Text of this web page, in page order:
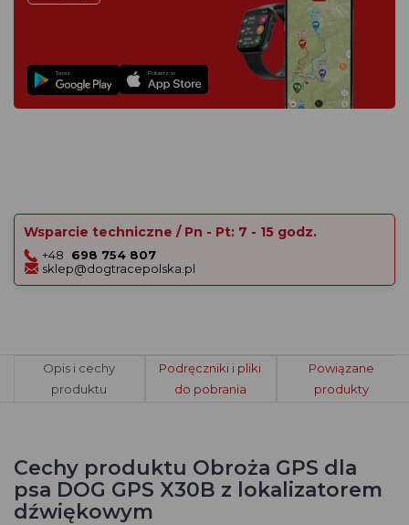
Teraz Pobierz w
Wsparcie techniczne / Pn - Pt: 7 - 15 godz.
+48
698 754 807
sklep@dogtracepolska.pl
Opis i cechy
produktu
Podręczniki i pliki
do pobrania
Powiązane
produkty
Cechy produktu Obroża GPS dla
psa DOG GPS X30B z lokalizatorem
dźwiękowym